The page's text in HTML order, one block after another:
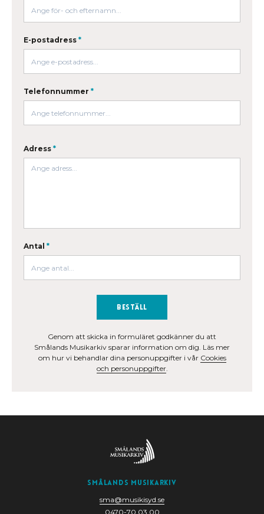
E-postadress *
Telefonnummer *
Adress *
Antal *
Beställ
Genom att skicka in formuläret godkänner du att
Smålands Musikarkiv sparar information om dig. Läs mer
om hur vi behandlar dina personuppgifter i vår Cookies
och personuppgifter.
Smålands Musikarkiv
sma@musikisyd.se
0470-70 03 00